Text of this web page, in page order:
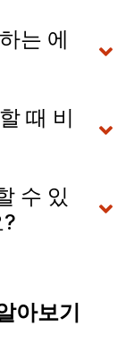
는 에
때 비
수 있
아보기